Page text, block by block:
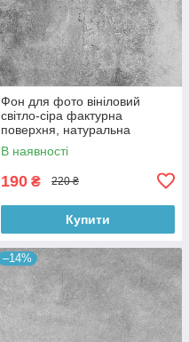
Фон для фото вініловий
світло-сіра фактурна
поверхня, натуральна
бетонна текстура, 60x60 см,
№550413
В наявності
190 ₴ 220 ₴
Купити
–14%